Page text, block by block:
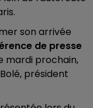
son arrivée
de presse
mardi prochain,
président